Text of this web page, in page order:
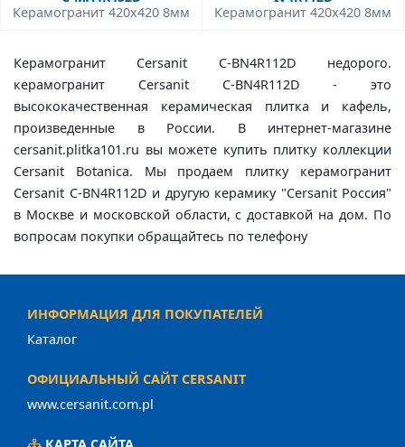
Керамогранит 420x420 8мм
Керамогранит 420x420 8мм
Керамогранит Cersanit C-BN4R112D недорого.
керамогранит Cersanit C-BN4R112D - это
высококачественная керамическая плитка и кафель,
произведенные в России. В интернет-магазине
cersanit.plitka101.ru вы можете купить плитку коллекции
Cersanit Botanica. Мы продаем плитку керамогранит
Cersanit C-BN4R112D и другую керамику "Cersanit Россия"
в Москве и московской области, с доставкой на дом. По
вопросам покупки обращайтесь по телефону
ИНФОРМАЦИЯ ДЛЯ ПОКУПАТЕЛЕЙ
Каталог
ОФИЦИАЛЬНЫЙ САЙТ CERSANIT
www.cersanit.com.pl